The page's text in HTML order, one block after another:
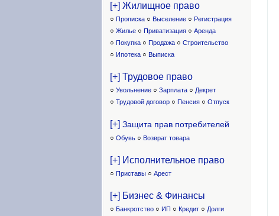
[+] Жилищное право
○ Прописка ○ Выселение ○ Регистрация
○ Жилье ○ Приватизация ○ Аренда
○ Покупка ○ Продажа ○ Строительство
○ Ипотека ○ Выписка
[+] Трудовое право
○ Увольнение ○ Зарплата ○ Декрет
○ Трудовой договор ○ Пенсия ○ Отпуск
[+] Защита прав потребителей
○ Обувь ○ Возврат товара
[+] Исполнительное право
○ Приставы ○ Арест
[+] Бизнес & Финансы
○ Банкротство ○ ИП ○ Кредит ○ Долги